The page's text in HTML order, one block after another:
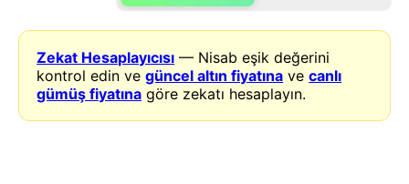
Zekat Hesaplayıcısı — Nisab eşik değerini
kontrol edin vegüncel altın fiyatına vecanlı
gümüş fiyatına göre zekatı hesaplayın.